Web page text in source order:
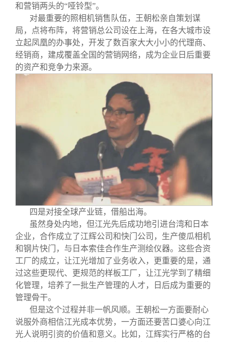
和营销两头的“哑铃型”。
对最重要的照相机销售队伍，王朝松亲自策划谋
局，点将布阵，将营销总公司设在上海，在各大城市设
立起凤凰的办事处，开发了数百家大大小小的代理商、
经销商，建成覆盖全国的营销网络，成为企业日后重要
的资产和竞争力来源。
四是对接全球产业链，借船出海。
虽然身处内地，但江光先后成功地引进台湾和日本
企业，合作成立了江辉公司和快门公司，生产傻瓜相机
和钢片快门，与日本索佳合作生产测绘仪器。这些合资
工厂的成立，让江光增加了业务收入，更重要的是，通
过这些更现代、更规范的样板工厂，让江光学到了精细
化管理，培养了一批生产管理的人才，日后成为重要的
管理骨干。
但是这个过程并非一帆风顺。王朝松一方面要耐心
说服外商相信江光成本优势，一方面还要苦口婆心向江
光人说明引资的价值和意义。比如，江辉实行严格的台